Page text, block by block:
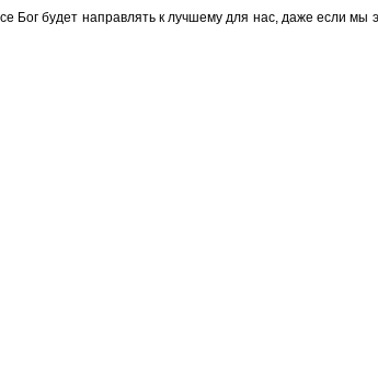
Бог будет направлять к лучшему для нас, даже если